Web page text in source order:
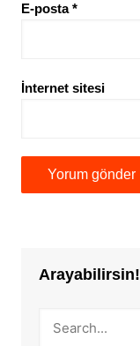
E-posta*
İnternet sitesi
Arayabilirsin!